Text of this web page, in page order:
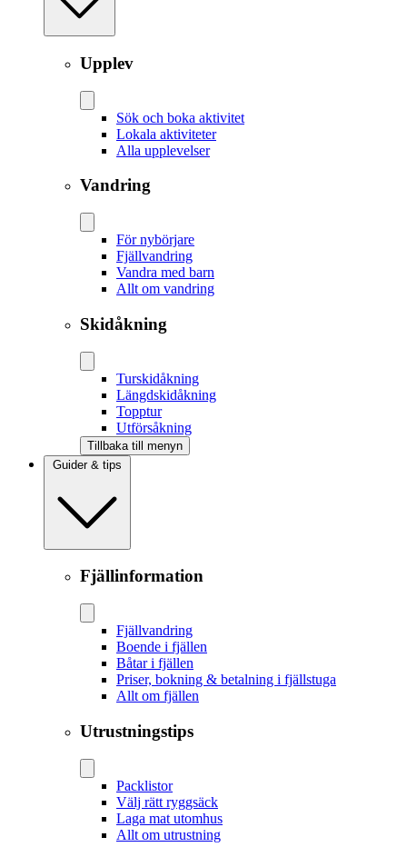
Upplev
Sök och boka aktivitet
Lokala aktiviteter
Alla upplevelser
Vandring
För nybörjare
Fjällvandring
Vandra med barn
Allt om vandring
Skidåkning
Tur­skidåkning
Längd­skidåkning
Topptur
Utförsåkning
Tillbaka till menyn
Guider & tips
Fjällinformation
Fjällvandring
Boende i fjällen
Båtar i fjällen
Priser, bokning & betalning i fjällstuga
Allt om fjällen
Utrustningstips
Packlistor
Välj rätt ryggsäck
Laga mat utomhus
Allt om utrustning